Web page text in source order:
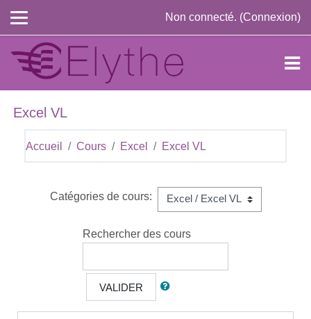
Non connecté. (Connexion)
Excel VL
Accueil Cours Excel Excel VL
Catégories de cours:
Rechercher des cours
VALIDER